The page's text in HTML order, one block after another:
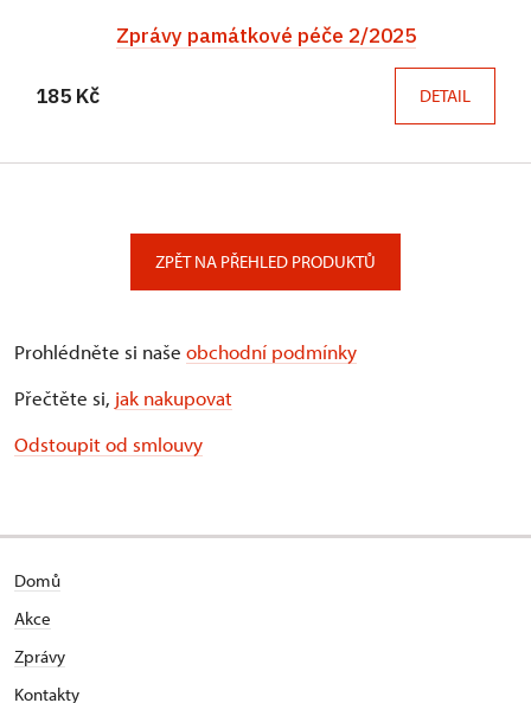
Zprávy památkové péče 2/2025
185 Kč DETAIL
ZPĚT NA PŘEHLED PRODUKTŮ
Prohlédněte si naše obchodní podmínky
Přečtěte si, jak nakupovat
Odstoupit od smlouvy
Domů
Akce
Zprávy
Kontakty